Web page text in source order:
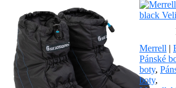
Merrell |
Pánské
boty,
boty,